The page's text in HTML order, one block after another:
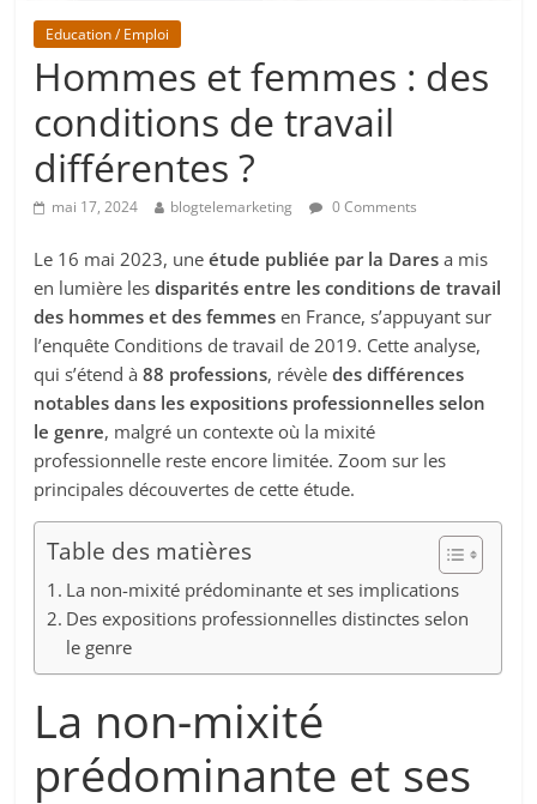
Education / Emploi
Hommes et femmes : des
conditions de travail
différentes ?
mai 17, 2024 blogtelemarketing 0 Comments
Le 16 mai 2023, uneétude publiée par la Dares a mis
en lumière les disparités entre les conditions de travail
des hommes et des femmes en France, s’appuyant sur
l’enquête Conditions de travail de 2019. Cette analyse,
qui s’étend à88 professions, révèledes différences
notables dans les expositions professionnelles selon
le genre, malgré un contexte où la mixité
professionnelle reste encore limitée. Zoom sur les
principales découvertes de cette étude.
Table des matières
La non-mixité prédominante et ses implications
Des expositions professionnelles distinctes selon
le genre
La non-mixité
prédominante et ses